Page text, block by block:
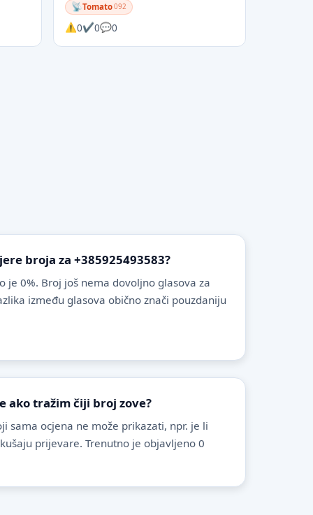
Tomato092
0 0 0
broja za +385925493583?
je 0%. Broj još nema dovoljno glasova za
između glasova obično znači pouzdaniju
ako tražim čiji broj zove?
sama ocjena ne može prikazati, npr. je li
prijevare. Trenutno je objavljeno 0